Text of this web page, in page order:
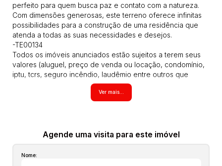
perfeito para quem busca paz e contato com a natureza.
Com dimensões generosas, este terreno oferece infinitas
possibilidades para a construção de uma residência que
atenda a todas as suas necessidades e desejos.
-TE00134
Todos os imóveis anunciados estão sujeitos a terem seus
valores (aluguel, preço de venda ou locação, condomínio,
iptu, tcrs, seguro incêndio, laudêmio entre outros que
possam vir a incidir sobre o imóvel) atualizados em
qualquer momento sem prévio aviso pois são aproximados,
inclusive os itens no interior dos imóveis podem não
e poderão ser alteradas a qualquer momento. Solicite o
valor atualizado.
Ver mais...
Agende uma visita para este imóvel
Nome: